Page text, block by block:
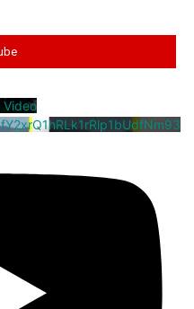
Video